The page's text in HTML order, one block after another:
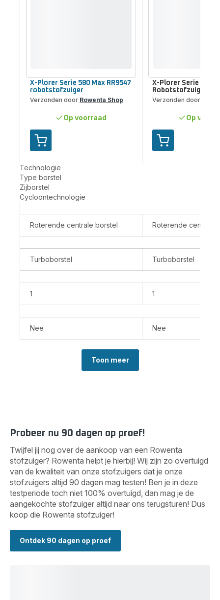
Toevoegen
je
winkelwagen
X-
Plorer
580
Max
X-Plorer Serie 580 Max RR9547
robotstofzuiger
Verzonden door Rowenta Shop
Op voorraad
Toevoegen
135
RR91C5
X-Plorer Serie 135
Robotstofzuiger
Verzonden door
Op
Technologie
Type borstel
Zijborstel
Cycloontechnologie
Roterende centrale borstel Roterende centrale
Turboborstel Turboborstel
1 1
Nee Nee
Toon meer
Probeer nu 90 dagen op proef!
Twijfel jij nog over de aankoop van een Rowenta
stofzuiger? Rowenta helpt je hierbij! Wij zijn zo overtuigd
van de kwaliteit van onze stofzuigers dat je onze
stofzuigers altijd 90 dagen mag testen! Ben je in deze
testperiode toch niet 100% overtuigd, dan mag je de
aangekochte stofzuiger altijd naar ons terugsturen! Dus
koop die Rowenta stofzuiger!
Ontdek 90 dagen op proef